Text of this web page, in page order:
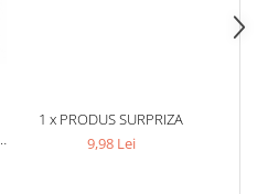
1 x PRODUS SURPRIZA
9,98 Lei